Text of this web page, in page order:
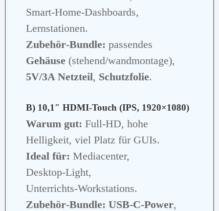
Smart‑Home‑Dashboards,
Lernstationen.
Zubehör‑Bundle: passendes
Gehäuse (stehend/wandmontage),
5V/3A Netzteil, Schutzfolie.
B) 10,1″ HDMI‑Touch (IPS, 1920×1080)
Warum gut: Full‑HD, hohe
Helligkeit, viel Platz für GUIs.
Ideal für: Mediacenter,
Desktop‑Light,
Unterrichts‑Workstations.
Zubehör‑Bundle: USB‑C‑Power,